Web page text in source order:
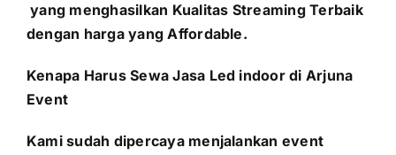
yang menghasilkan Kualitas Streaming Terbaik
dengan harga yang Affordable.
Kenapa Harus Sewa Jasa Led indoordi Arjuna
Event
Kami sudah dipercaya menjalankan event